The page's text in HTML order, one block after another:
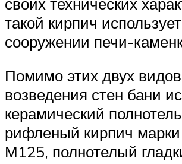
такой кирпич
сооружении печи-
Помимо этих двух
возведения стен бани
керамический
рифленый кирпич
М125, полнотелый